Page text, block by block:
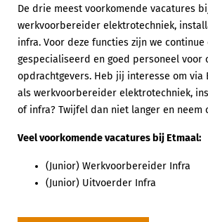
De drie meest voorkomende vacatures
werkvoorbereider elektrotechniek,
infra. Voor deze functies zijn we continue
gespecialiseerd en goed personeel voor
opdrachtgevers. Heb jij interesse om via
als werkvoorbereider elektrotechniek,
of infra? Twijfel dan niet langer en neem
Veel voorkomende vacatures bij Etmaal:
(Junior) Werkvoorbereider Infra
(Junior) Uitvoerder Infra